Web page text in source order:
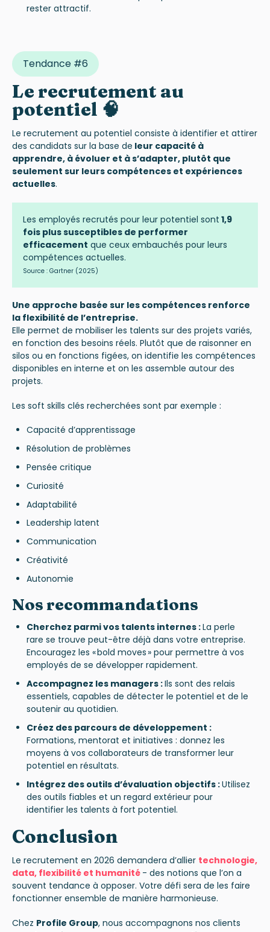
rester attractif.
Tendance #6
Le recrutement au
potentiel 🧠
Le recrutement au potentiel consiste à identifier et attirer
des candidats sur la base de leur capacité à
apprendre, à évoluer et à s’adapter, plutôt que
seulement sur leurs compétences et expériences
actuelles.
Les employés recrutés pour leur potentiel sont 1,9
fois plus susceptibles de performer
efficacement que ceux embauchés pour leurs
compétences actuelles.
Source : Gartner (2025)
Une approche basée sur les compétences renforce
la flexibilité de l’entreprise.
Elle permet de mobiliser les talents sur des projets variés,
en fonction des besoins réels. Plutôt que de raisonner en
silos ou en fonctions figées, on identifie les compétences
disponibles en interne et on les assemble autour des
projets.
Les soft skills clés recherchées sont par exemple :
Capacité d’apprentissage
Résolution de problèmes
Pensée critique
Curiosité
Adaptabilité
Leadership latent
Communication
Créativité
Autonomie
Nos recommandations
Cherchez parmi vos talents internes :La perle
rare se trouve peut-être déjà dans votre entreprise.
Encouragez les « bold moves » pour permettre à vos
employés de se développer rapidement.
Accompagnez les managers :Ils sont des relais
essentiels, capables de détecter le potentiel et de le
soutenir au quotidien.
Créez des parcours de développement :
Formations, mentorat et initiatives : donnez les
moyens à vos collaborateurs de transformer leur
potentiel en résultats.
Intégrez des outils d’évaluation objectifs :Utilisez
des outils fiables et un regard extérieur pour
identifier les talents à fort potentiel.
Conclusion
Le recrutement en 2026 demandera d’allier technologie,
data, flexibilité et humanité - des notions que l’on a
souvent tendance à opposer. Votre défi sera de les faire
fonctionner ensemble de manière harmonieuse.
Chez Profile Group, nous accompagnons nos clients